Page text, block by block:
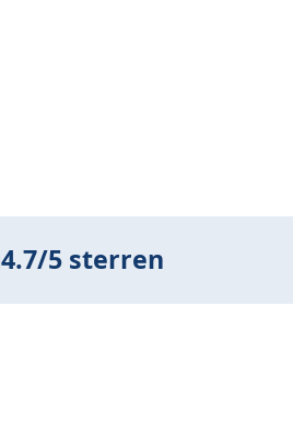
4.7/5 sterren